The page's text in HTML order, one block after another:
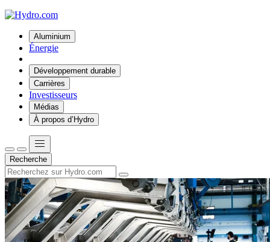
Aluminium
Énergie
Développement durable
Carrières
Investisseurs
Médias
À propos d’Hydro
Recherche